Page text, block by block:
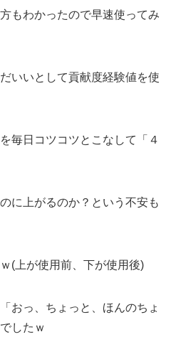
もわかったので早速使ってみ
いいとして貢献度経験値を使
毎日コツコツとこなして「４
に上がるのか？という不安も
(上が使用前、下が使用後)
おっ、ちょっと、ほんのちょ
したｗ